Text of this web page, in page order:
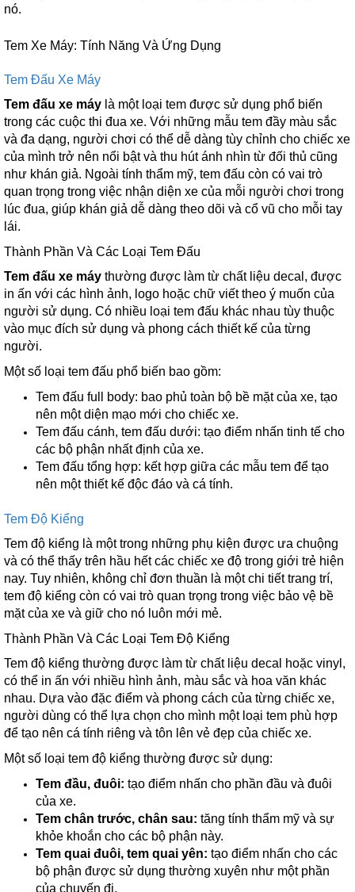
nó.
Tem Xe Máy: Tính Năng Và Ứng Dụng
Tem Đấu Xe Máy
Tem đấu xe máy là một loại tem được sử dụng phổ biến
trong các cuộc thi đua xe. Với những mẫu tem đầy màu sắc
và đa dạng, người chơi có thể dễ dàng tùy chỉnh cho chiếc xe
của mình trở nên nổi bật và thu hút ánh nhìn từ đối thủ cũng
như khán giả. Ngoài tính thẩm mỹ, tem đấu còn có vai trò
quan trọng trong việc nhận diện xe của mỗi người chơi trong
lúc đua, giúp khán giả dễ dàng theo dõi và cổ vũ cho mỗi tay
lái.
Thành Phần Và Các Loại Tem Đấu
Tem đấu xe máy thường được làm từ chất liệu decal, được
in ấn với các hình ảnh, logo hoặc chữ viết theo ý muốn của
người sử dụng. Có nhiều loại tem đấu khác nhau tùy thuộc
vào mục đích sử dụng và phong cách thiết kế của từng
người.
Một số loại tem đấu phổ biến bao gồm:
Tem đấu full body: bao phủ toàn bộ bề mặt của xe, tạo
nên một diện mạo mới cho chiếc xe.
Tem đấu cánh, tem đấu dưới: tạo điểm nhấn tinh tế cho
các bộ phận nhất định của xe.
Tem đấu tổng hợp: kết hợp giữa các mẫu tem để tạo
nên một thiết kế độc đáo và cá tính.
Tem Độ Kiểng
Tem độ kiểng là một trong những phụ kiện được ưa chuộng
và có thể thấy trên hầu hết các chiếc xe độ trong giới trẻ hiện
nay. Tuy nhiên, không chỉ đơn thuần là một chi tiết trang trí,
tem độ kiểng còn có vai trò quan trọng trong việc bảo vệ bề
mặt của xe và giữ cho nó luôn mới mẻ.
Thành Phần Và Các Loại Tem Độ Kiểng
Tem độ kiểng thường được làm từ chất liệu decal hoặc vinyl,
có thể in ấn với nhiều hình ảnh, màu sắc và hoa văn khác
nhau. Dựa vào đặc điểm và phong cách của từng chiếc xe,
người dùng có thể lựa chọn cho mình một loại tem phù hợp
để tạo nên cá tính riêng và tôn lên vẻ đẹp của chiếc xe.
Một số loại tem độ kiểng thường được sử dụng:
Tem đầu, đuôi: tạo điểm nhấn cho phần đầu và đuôi
của xe.
Tem chân trước, chân sau: tăng tính thẩm mỹ và sự
khỏe khoắn cho các bộ phận này.
Tem quai đuôi, tem quai yên: tạo điểm nhấn cho các
bộ phận được sử dụng thường xuyên như một phần
của chuyến đi.